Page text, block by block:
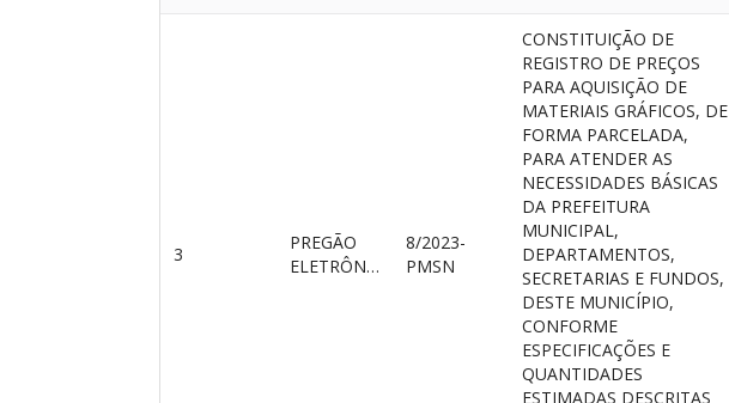
3
PREGÃO
ELETRÔNICO
8/2023-
PMSN
CONSTITUIÇÃO DE
REGISTRO DE PREÇOS
PARA AQUISIÇÃO DE
MATERIAIS GRÁFICOS, DE
FORMA PARCELADA,
PARA ATENDER AS
NECESSIDADES BÁSICAS
DA PREFEITURA
MUNICIPAL,
DEPARTAMENTOS,
SECRETARIAS E FUNDOS,
DESTE MUNICÍPIO,
CONFORME
ESPECIFICAÇÕES E
QUANTIDADES
ESTIMADAS DESCRITAS